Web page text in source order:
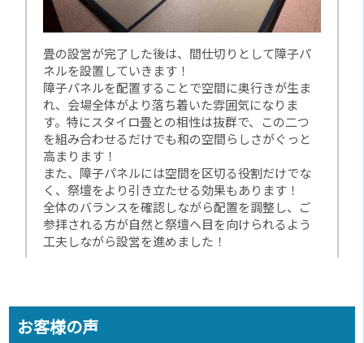
畳の設営が完了した後は、間仕切りとして障子パ
ネルを設置していきます！
障子パネルを配置することで空間に奥行きが生ま
れ、会場全体がより落ち着いた雰囲気になりま
す。特にスタイロ畳との相性は抜群で、この二つ
を組み合わせるだけでも和の空間らしさがぐっと
高まります！
また、障子パネルには空間を区切る役割だけでな
く、祭壇をより引き立たせる効果もあります！
全体のバランスを確認しながら配置を調整し、ご
参拝される方が自然と祭壇へ目を向けられるよう
工夫しながら設営を進めました！
お客様の声